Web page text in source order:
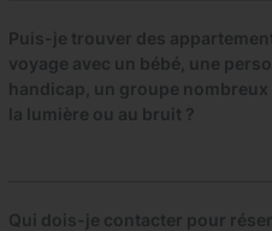
Puis-je trouver des
voyage avec un bébé, une
handicap, un groupe
la lumière ou au bruit ?
Qui dois-je contacter pour